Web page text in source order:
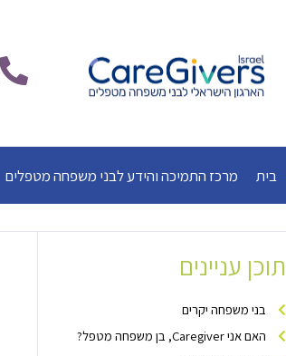
בית מרכז התמיכה והידע לבני משפחה מטפלים
תוכן עניינים
בני משפחה יקרים
האם אני Caregiver, בן משפחה מטפל?